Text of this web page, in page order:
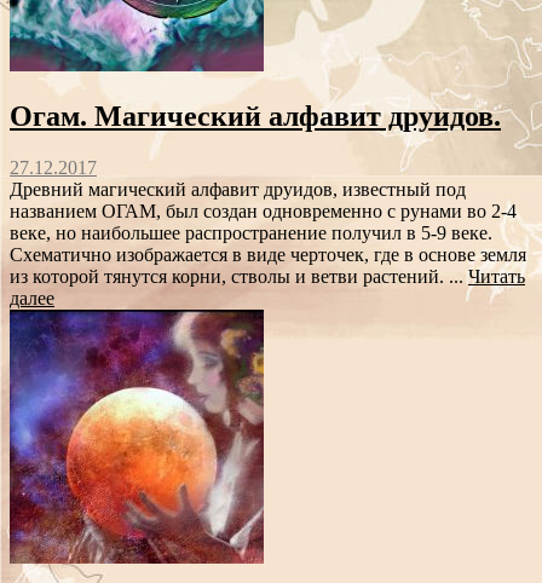
Огам. Магический алфавит друидов.
27.12.2017
Древний магический алфавит друидов, известный под
названием ОГАМ, был создан одновременно с рунами во 2-4
веке, но наибольшее распространение получил в 5-9 веке.
Схематично изображается в виде черточек, где в основе земля
из которой тянутся корни, стволы и ветви растений. ... Читать
далее